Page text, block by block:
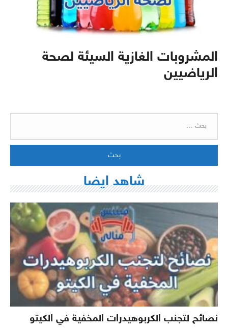
المشروبات الغازية السيئة لصحة
الرياضيين
شاهد ايضا
نصائح لتجنب الكربوهيدرات المخفية في الكيتو